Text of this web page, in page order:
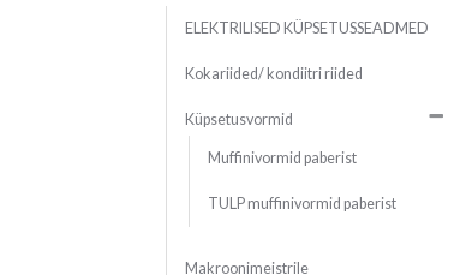
ELEKTRILISED KÜPSETUSSEADMED
Kokariided/ kondiitri riided
Küpsetusvormid
Muffinivormid paberist
TULP muffinivormid paberist
Makroonimeistrile